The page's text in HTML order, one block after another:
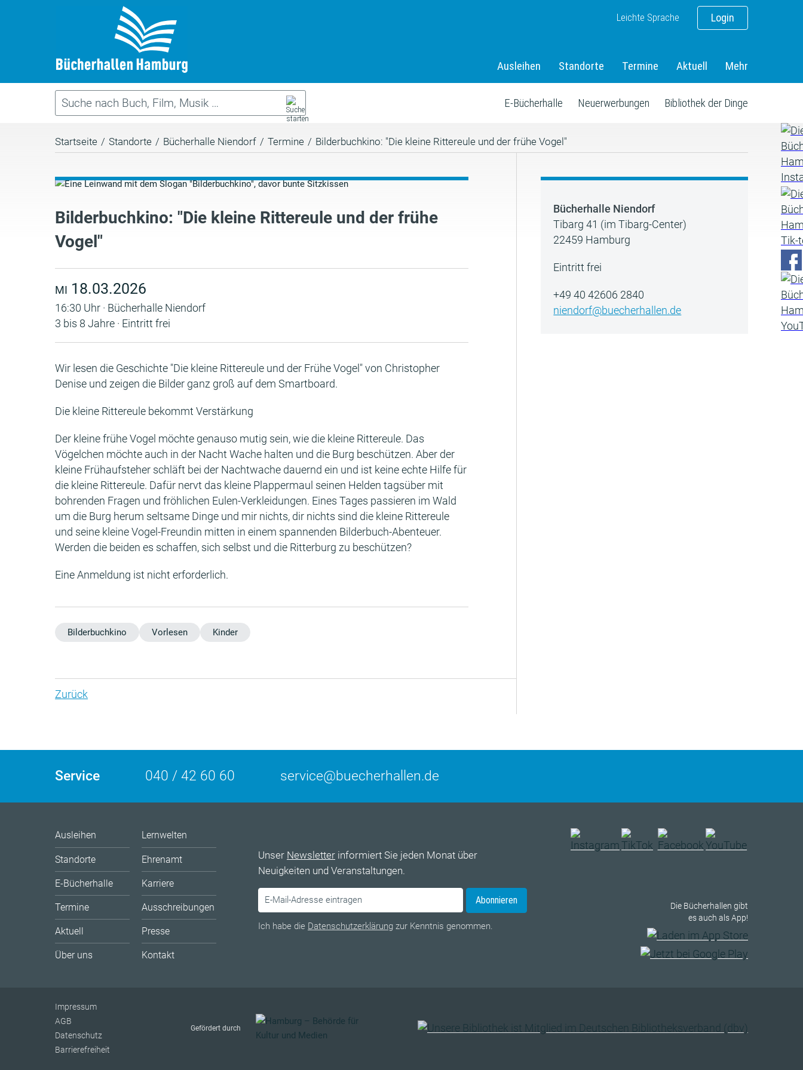
Login
Leichte Sprache
Ausleihen Standorte Termine Aktuell Mehr
E-Bücherhalle Neuerwerbungen Bibliothek der Dinge
Startseite / Standorte / Bücherhalle Niendorf / Termine / Bilderbuchkino: "Die kleine Rittereule und der frühe Vogel"
Bilderbuchkino: "Die kleine Rittereule und der frühe
Vogel"
MI 18.03.2026
16:30 Uhr · Bücherhalle Niendorf
3 bis 8 Jahre · Eintritt frei
Wir lesen die Geschichte "Die kleine Rittereule und der Frühe Vogel" von Christopher
Denise und zeigen die Bilder ganz groß auf dem Smartboard.
Die kleine Rittereule bekommt Verstärkung
Der kleine frühe Vogel möchte genauso mutig sein, wie die kleine Rittereule. Das
Vögelchen möchte auch in der Nacht Wache halten und die Burg beschützen. Aber der
kleine Frühaufsteher schläft bei der Nachtwache dauernd ein und ist keine echte Hilfe für
die kleine Rittereule. Dafür nervt das kleine Plappermaul seinen Helden tagsüber mit
bohrenden Fragen und fröhlichen Eulen-Verkleidungen. Eines Tages passieren im Wald
um die Burg herum seltsame Dinge und mir nichts, dir nichts sind die kleine Rittereule
und seine kleine Vogel-Freundin mitten in einem spannenden Bilderbuch-Abenteuer.
Werden die beiden es schaffen, sich selbst und die Ritterburg zu beschützen?
Eine Anmeldung ist nicht erforderlich.
Bilderbuchkino Vorlesen Kinder
Zurück
Bücherhalle Niendorf
Tibarg 41 (im Tibarg-Center)
22459 Hamburg
Eintritt frei
+49 40 42606 2840
niendorf@buecherhallen.de
Service 040 / 42 60 60 service@buecherhallen.de
Ausleihen
Standorte
E-Bücherhalle
Termine
Aktuell
Über uns
Lernwelten
Ehrenamt
Karriere
Ausschreibungen
Presse
Kontakt
Unser Newsletter informiert Sie jeden Monat über
Neuigkeiten und Veranstaltungen.
Abonnieren
Ich habe die Datenschutzerklärung zur Kenntnis genommen.
Die Bücherhallen gibt
es auch als App!
Impressum
AGB
Datenschutz
Barrierefreiheit
Gefördert durch